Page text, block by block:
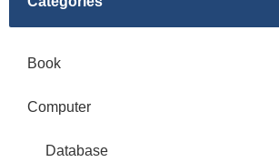
Book
Computer
Database